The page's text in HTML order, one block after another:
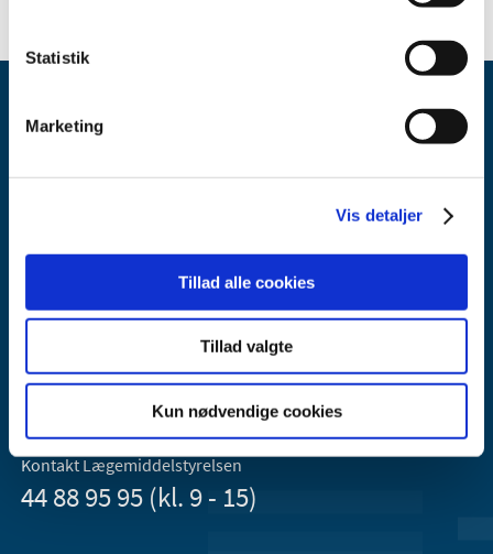
Statistik
Marketing
Vis detaljer
Tillad alle cookies
Tillad valgte
Kun nødvendige cookies
Axel Heides Gade 1
Email:dkma@dkma.dk
Lægemiddelstyrelsen er en del af
Kontakt Lægemiddelstyrelsen
44 88 95 95 (kl. 9 - 15)